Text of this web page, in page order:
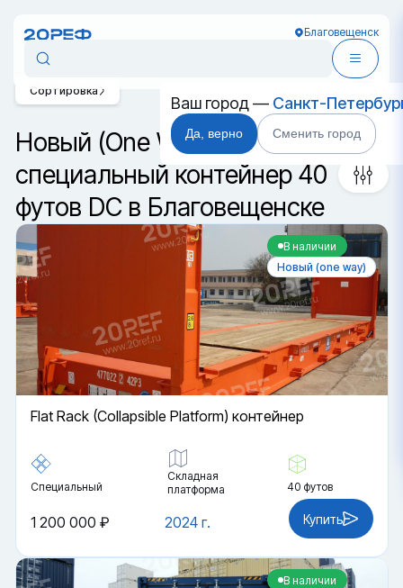
Благовещенск
Ваш город — Санкт-
Да, верно Сменить город
Новый (One Way)
специальный контейнер 40
футов DC в Благовещенске
Сортировка
В наличии
Новый (one way)
Flat Rack (Collapsible Platform) контейнер
Специальный
Складная
платформа
40 футов
2024 г.
1 200 000 ₽ Купить
В наличии